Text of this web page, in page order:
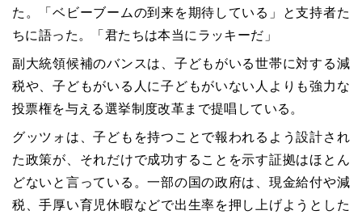
た。「ベビーブームの到来を期待している」と支持者た
ちに語った。「君たちは本当にラッキーだ」
副大統領候補のバンスは、子どもがいる世帯に対する減
税や、子どもがいる人に子どもがいない人よりも強力な
投票権を与える選挙制度改革まで提唱している。
グッツォは、子どもを持つことで報われるよう設計され
た政策が、それだけで成功することを示す証拠はほとん
どないと言っている。一部の国の政府は、現金給付や減
税、手厚い育児休暇などで出生率を押し上げようとした